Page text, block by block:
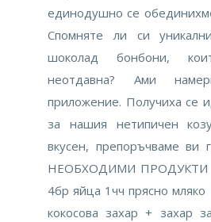
единодушно се
Спомняте ли си
шоколад бонбони,
неотдавна? Ами
приложение. Получиха се
за нашия нетипичен
вкусен, препоръчваме
НЕОБХОДИМИ ПРОДУКТИ
4бр яйца 1чч прясно
кокосова захар + захар